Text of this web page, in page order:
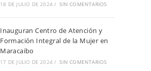
18 DE JULIO DE 2024 / SIN COMENTARIOS
Inauguran Centro de Atención y
Formación Integral de la Mujer en
Maracaibo
17 DE JULIO DE 2024 / SIN COMENTARIOS